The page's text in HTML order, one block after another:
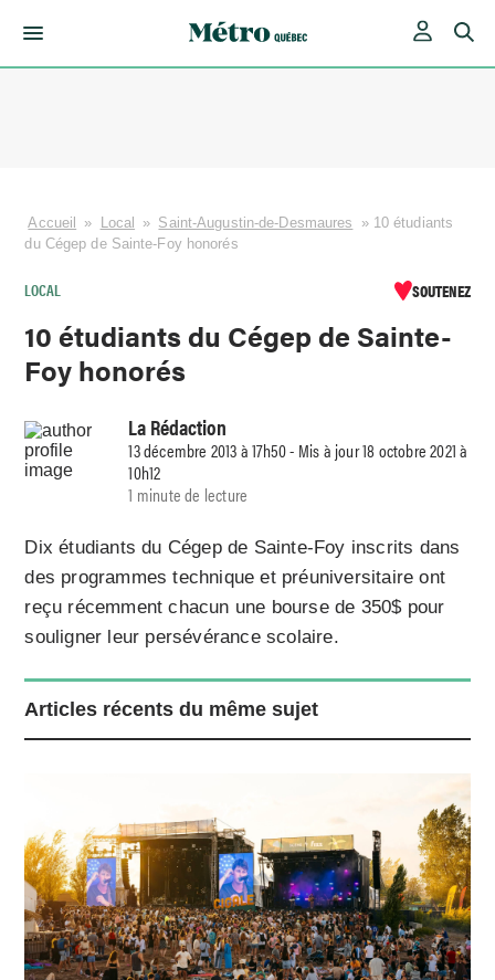
Accueil » Local » Saint-Augustin-de-Desmaures » 10 étudiants
du Cégep de Sainte-Foy honorés
LOCAL SOUTENEZ
10 étudiants du Cégep de Sainte-
Foy honorés
La Rédaction
13 décembre 2013 à 17h50 - Mis à jour 18 octobre 2021 à
10h12
1 minute de lecture
Dix étudiants du Cégep de Sainte-Foy inscrits dans
des programmes technique et préuniversitaire ont
reçu récemment chacun une bourse de 350$ pour
souligner leur persévérance scolaire.
Articles récents du même sujet